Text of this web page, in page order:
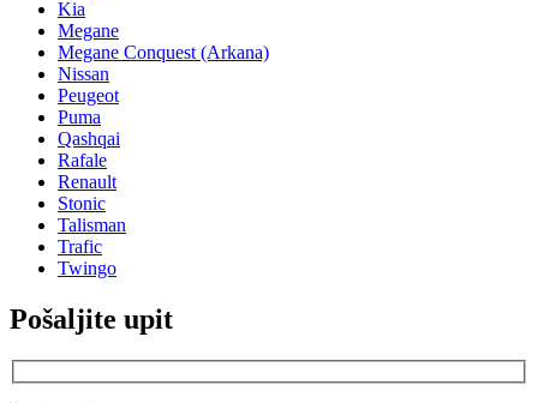
Kia
Megane
Megane Conquest (Arkana)
Nissan
Peugeot
Puma
Qashqai
Rafale
Renault
Stonic
Talisman
Trafic
Twingo
Pošaljite upit